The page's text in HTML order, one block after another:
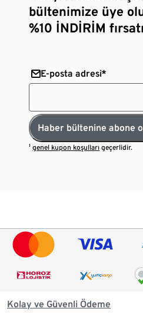
bültenimize üye
%10 İNDİRİM
E-posta adresi*
Haber bültenine abone
¹genel kupon koşulları geçerlidir.
Kolay ve Güvenli Ödeme